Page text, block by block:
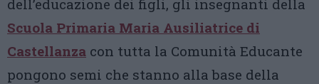
dell’educazione dei figli, gli insegnanti della
Scuola Primaria Maria Ausiliatrice di
Castellanza con tutta la Comunità Educante
pongono semi che stanno alla base della